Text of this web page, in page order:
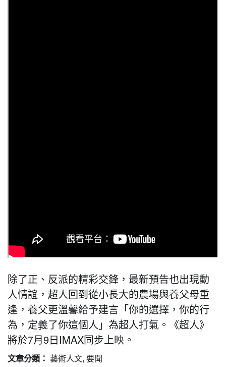
除了正、反派的精彩交鋒，最新預告也出現動
人情誼，超人回到從小長大的農場與養父母重
逢，養父更溫馨給予建言「你的選擇，你的行
為，定義了你這個人」為超人打氣。《超人》
將於7月9日IMAX同步上映。
文章分類： 藝術人文,要聞